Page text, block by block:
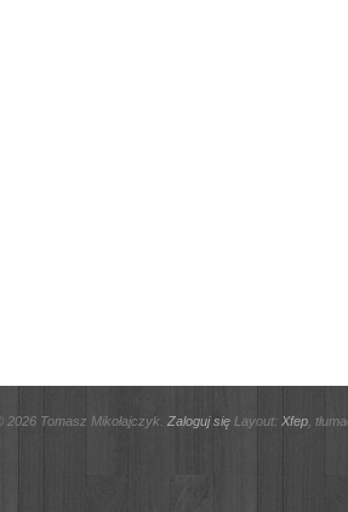
2026 Tomasz Mikołajczyk. Zaloguj sięLayout: Xfep,